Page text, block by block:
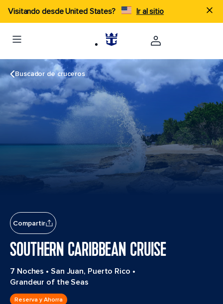
Visitando desde United States? Ir al sitio
Buscador de cruceros
Compartir
SOUTHERN CARIBBEAN CRUISE
7 Noches • San Juan, Puerto Rico •
Grandeur of the Seas
Reserva y Ahorra